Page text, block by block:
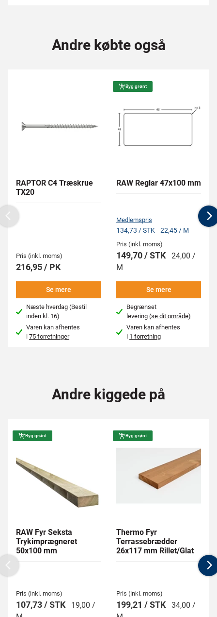
Andre købte også
RAPTOR C4 Træskrue
TX20
Pris (inkl. moms)
216,95 / PK
Se mere
Næste hverdag (Bestil
inden kl. 16)
Varen kan afhentes
i75 forretninger
Byg grønt
RAW Reglar 47x100 mm
Medlemspris
134,73 / STK 22,45 / M
Pris (inkl. moms)
149,70 / STK 24,00 /
M
Se mere
Begrænset
levering(se dit område)
Varen kan afhentes
i 1 forretning
Previous
Andre kiggede på
Byg grønt
RAW Fyr Seksta
Trykimprægneret
50x100 mm
Pris (inkl. moms)
107,73 / STK
19,00 /
Byg grønt
Thermo Fyr
Terrassebrædder
26x117 mm Rillet/Glat
Pris (inkl. moms)
199,21 / STK 34,00 /
Previous